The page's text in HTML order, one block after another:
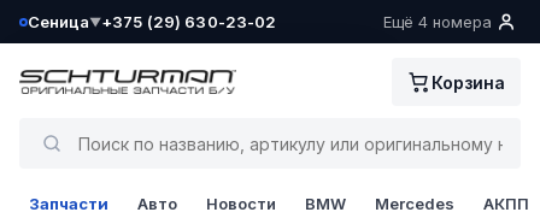
Сеница▼
Ваш склад определён как:
+375 (29) 630-23-02 Ещё 4 номера
Корзина
Запчасти Авто Новости BMW Mercedes АКПП